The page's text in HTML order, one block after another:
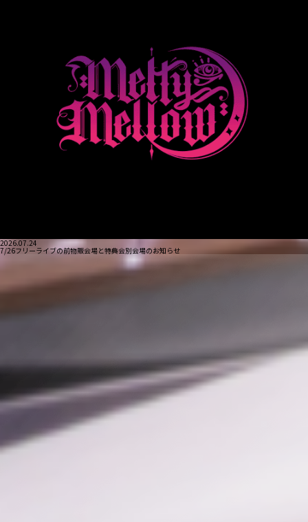
2026.07.24
7/26フリーライブの前物販会場と特典会別会場のお知らせ